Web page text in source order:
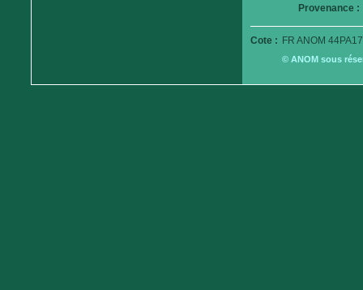
Provenance :
Cote : FR ANOM
© ANOM sous